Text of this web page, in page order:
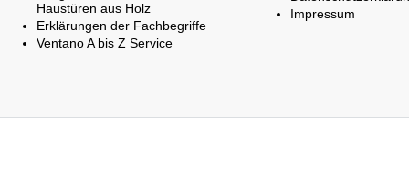
Haustüren aus Holz
Erklärungen der Fachbegriffe
Ventano A bis Z Service
Impressum